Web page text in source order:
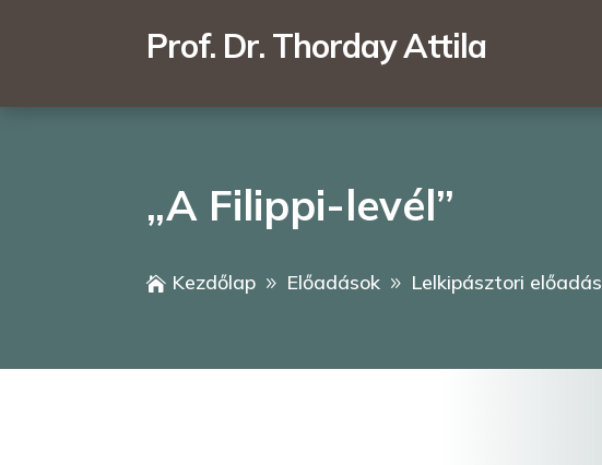
Prof. Dr. Thorday Attila
„A Filippi-levél”
 Kezdőlap 9 Előadások 9 Lelkipásztori előadás